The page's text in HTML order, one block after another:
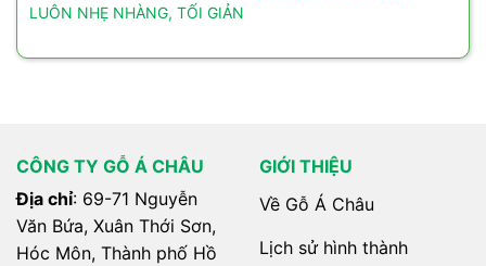
LUÔN NHẸ NHÀNG, TỐI GIẢN
CÔNG TY GỖ Á CHÂU
Địa chỉ: 69-71 Nguyễn
Văn Bứa, Xuân Thới Sơn,
Hóc Môn, Thành phố Hồ
GIỚI THIỆU
Về Gỗ Á Châu
Lịch sử hình thành